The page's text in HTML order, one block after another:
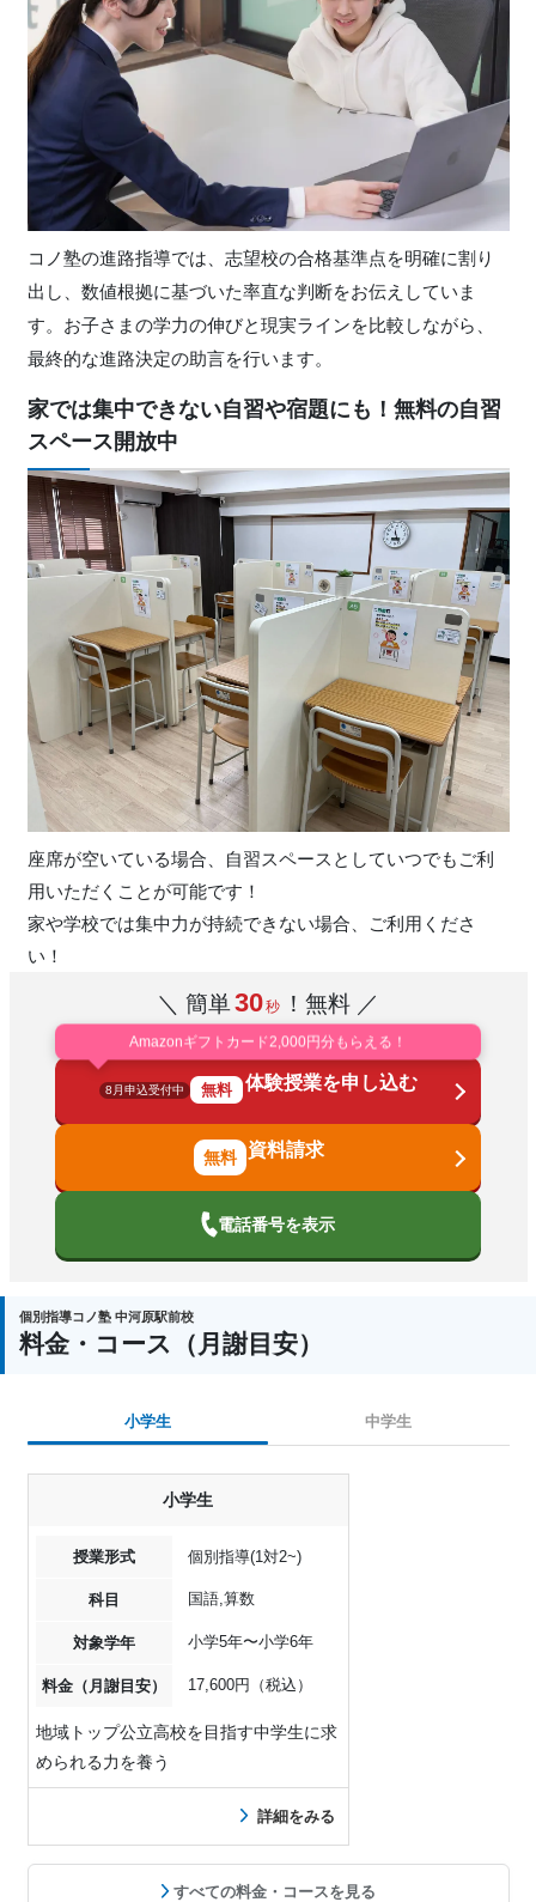
コノ塾の進路指導では、志望校の合格基準点を明確に割り
出し、数値根拠に基づいた率直な判断をお伝えしていま
す。お子さまの学⼒の伸びと現実ラインを⽐較しながら、
最終的な進路決定の助⾔を行います。
家では集中できない自習や宿題にも！無料の自習
スペース開放中
座席が空いている場合、自習スペースとしていつでもご利
用いただくことが可能です！
家や学校では集中力が持続できない場合、ご利用くださ
い！
＼ 簡単30秒 ！無料 ／
Amazonギフトカード2,000円分もらえる！
8月申込受付中 無料 体験授業を申し込む
資料請求
電話番号を表示
個別指導コノ塾 中河原駅前校
料金・コース（月謝目安）
小学生 中学生
小学生
授業形式 個別指導(1対2~)
科目 国語,算数
対象学年 小学5年〜小学6年
料金（月謝目安） 17,600円（税込）
地域トップ公立高校を目指す中学生に求
められる力を養う
詳細をみる
すべての料金・コースを見る